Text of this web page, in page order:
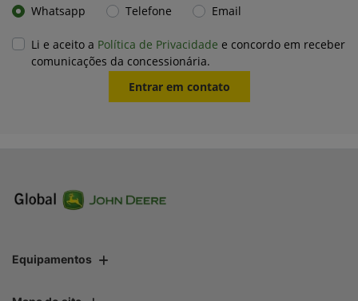
Whatsapp
Telefone Email
Li e aceito a Política de Privacidade e concordo em receber
comunicações da concessionária.
Entrar em contato
Equipamentos